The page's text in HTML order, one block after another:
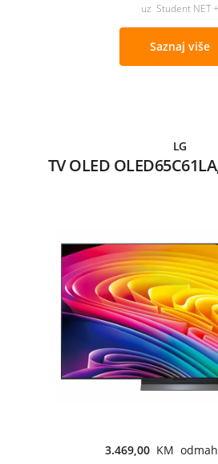
uz Student NET +
Saznaj više
LG
TV OLED
3.469,00 KM odmah